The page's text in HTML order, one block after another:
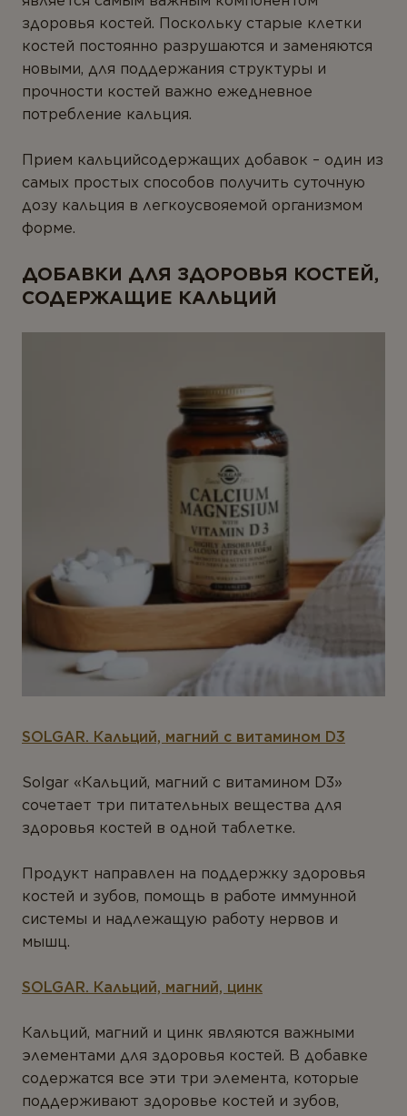
здоровья костей. Поскольку старые клетки
костей постоянно разрушаются и заменяются
новыми, для поддержания структуры и
прочности костей важно ежедневное
потребление кальция.
Прием кальцийсодержащих добавок – один из
самых простых способов получить суточную
дозу кальция в легкоусвояемой организмом
форме.
ДОБАВКИ ДЛЯ ЗДОРОВЬЯ КОСТЕЙ,
СОДЕРЖАЩИЕ КАЛЬЦИЙ
SOLGAR. Кальций, магний с витамином D3
Solgar «Кальций, магний с витамином D3»
сочетает три питательных вещества для
здоровья костей в одной таблетке.
Продукт направлен на поддержку здоровья
костей и зубов, помощь в работе иммунной
системы и надлежащую работу нервов и
мышц.
SOLGAR. Кальций, магний, цинк
Кальций, магний и цинк являются важными
элементами для здоровья костей. В добавке
содержатся все эти три элемента, которые
поддерживают здоровье костей и зубов,